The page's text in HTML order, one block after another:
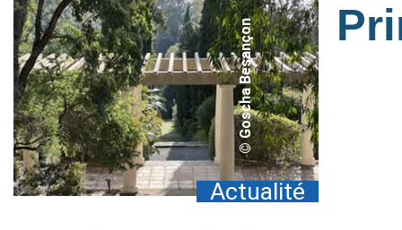
© Goscha Besançon
Actualité